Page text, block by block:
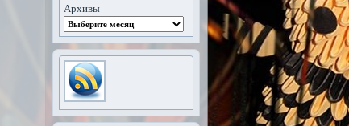
Архивы